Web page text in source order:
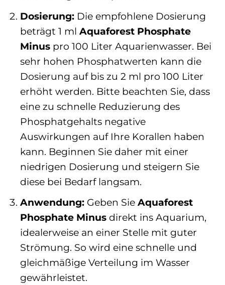
Dosierung:Die empfohlene Dosierung
beträgt 1 ml Aquaforest Phosphate
Minuspro 100 Liter Aquarienwasser. Bei
sehr hohen Phosphatwerten kann die
Dosierung auf bis zu 2 ml pro 100 Liter
erhöht werden. Bitte beachten Sie, dass
eine zu schnelle Reduzierung des
Phosphatgehalts negative
Auswirkungen auf Ihre Korallen haben
kann. Beginnen Sie daher mit einer
niedrigen Dosierung und steigern Sie
diese bei Bedarf langsam.
Anwendung:Geben Sie Aquaforest
Phosphate Minusdirekt ins Aquarium,
idealerweise an einer Stelle mit guter
Strömung. So wird eine schnelle und
gleichmäßige Verteilung im Wasser
gewährleistet.